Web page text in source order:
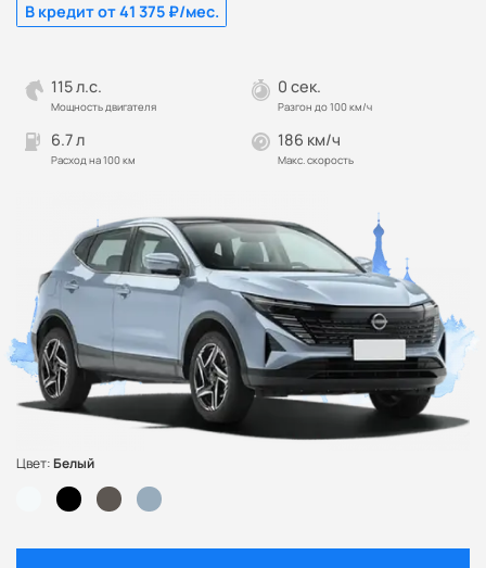
В кредит от 41 375 ₽/мес.
115 л.с.
Мощность двигателя
0 сек.
Разгон до 100 км/ч
6.7 л
Расход на 100 км
186 км/ч
Макс. скорость
Цвет:Белый